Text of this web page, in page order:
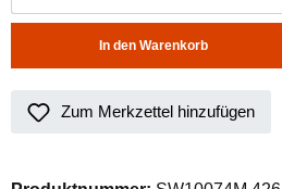
In den Warenkorb
Zum Merkzettel hinzufügen